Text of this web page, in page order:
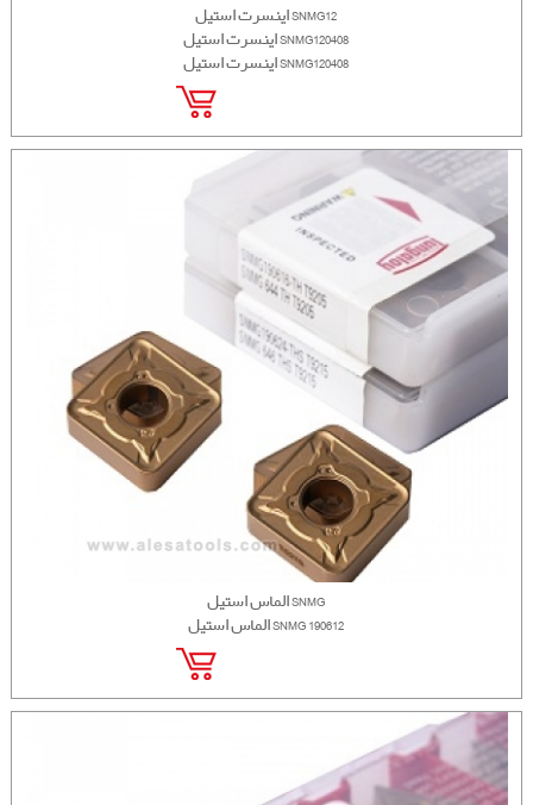
اینسرت استیل SNMG12
اینسرت استیل SNMG120408
اینسرت استیل SNMG120408
الماس استیل SNMG
الماس استیل SNMG 190612